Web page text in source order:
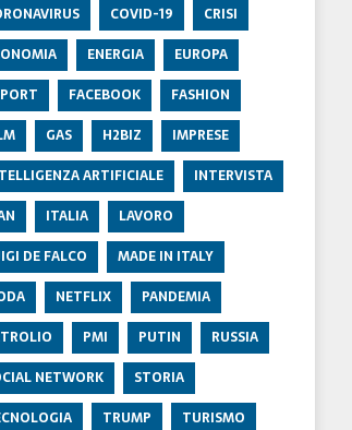
COVID-19
CRISI
ENERGIA
EUROPA
FACEBOOK
FASHION
GAS H2BIZ
IMPRESE
ARTIFICIALE
INTERVISTA
ITALIA
LAVORO
DE FALCO
MADE IN ITALY
NETFLIX
PANDEMIA
PMI PUTIN
RUSSIA
NETWORK
STORIA
TRUMP
TURISMO